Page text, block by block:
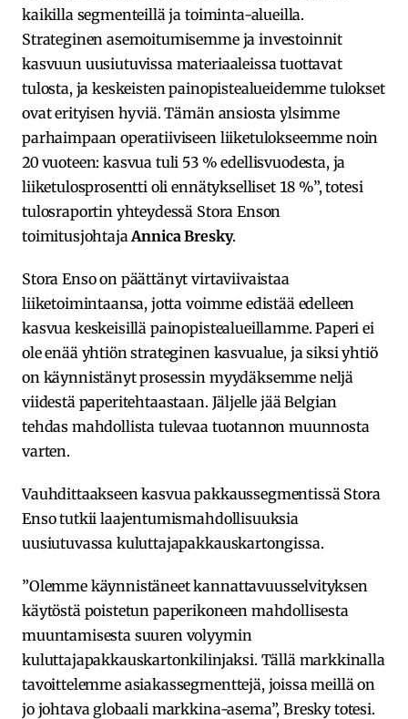
kaikilla segmenteillä ja toiminta-alueilla.
Strateginen asemoitumisemme ja investoinnit
kasvuun uusiutuvissa materiaaleissa tuottavat
tulosta, ja keskeisten painopistealueidemme tulokset
ovat erityisen hyviä. Tämän ansiosta ylsimme
parhaimpaan operatiiviseen liiketulokseemme noin
20 vuoteen: kasvua tuli 53 % edellisvuodesta, ja
liiketulosprosentti oli ennätykselliset 18 %”, totesi
tulosraportin yhteydessä Stora Enson
toimitusjohtajaAnnica Bresky.
Stora Enso on päättänyt virtaviivaistaa
liiketoimintaansa, jotta voimme edistää edelleen
kasvua keskeisillä painopistealueillamme. Paperi ei
ole enää yhtiön strateginen kasvualue, ja siksi yhtiö
on käynnistänyt prosessin myydäksemme neljä
viidestä paperitehtaastaan. Jäljelle jää Belgian
tehdas mahdollista tulevaa tuotannon muunnosta
varten.
Vauhdittaakseen kasvua pakkaussegmentissä Stora
Enso tutkii laajentumismahdollisuuksia
uusiutuvassa kuluttajapakkauskartongissa.
”Olemme käynnistäneet kannattavuusselvityksen
käytöstä poistetun paperikoneen mahdollisesta
muuntamisesta suuren volyymin
kuluttajapakkauskartonkilinjaksi. Tällä markkinalla
tavoittelemme asiakassegmenttejä, joissa meillä on
jo johtava globaali markkina-asema”, Bresky totesi.